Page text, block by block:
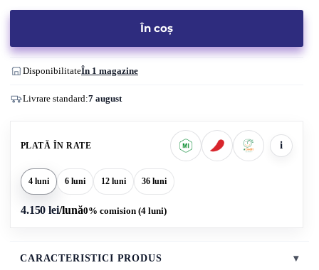
În coș
DisponibilitateÎn 1 magazine
Livrare standard:7 august
PLATĂ ÎN RATE i
4 luni 6 luni 12 luni 36 luni
4.150 lei/lună0% comision (4 luni)
CARACTERISTICI PRODUS ▾